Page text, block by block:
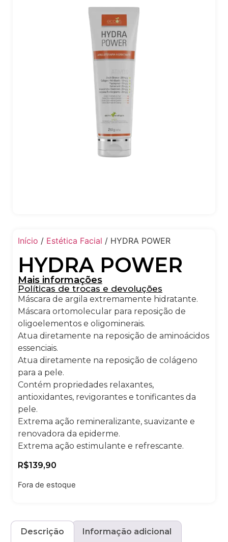
Início / Estética Facial / HYDRA POWER
HYDRA POWER
Mais informações
Políticas de trocas e devoluções
Máscara de argila extremamente hidratante.
Máscara ortomolecular para reposição de
oligoelementos e oligominerais.
Atua diretamente na reposição de aminoácidos
essenciais.
Atua diretamente na reposição de colágeno
para a pele.
Contém propriedades relaxantes,
antioxidantes, revigorantes e tonificantes da
pele.
Extrema ação remineralizante, suavizante e
renovadora da epiderme.
Extrema ação estimulante e refrescante.
R$139,90
Fora de estoque
Descrição Informação adicional